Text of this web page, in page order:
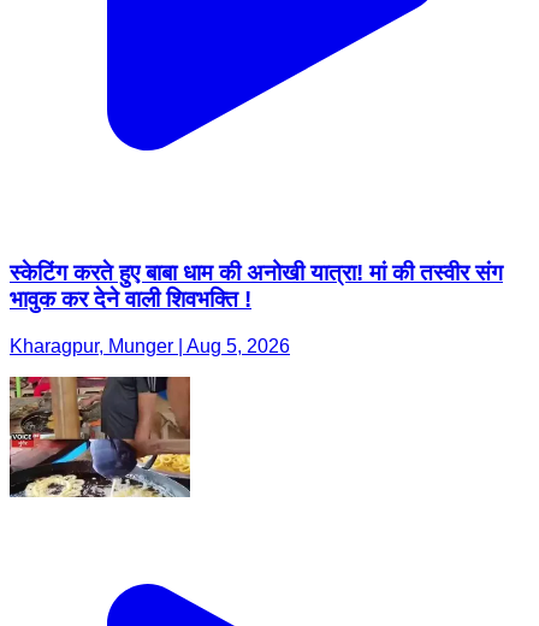
स्केटिंग करते हुए बाबा धाम की अनोखी यात्रा! मां की तस्वीर संग
भावुक कर देने वाली शिवभक्ति !
Kharagpur, Munger | Aug 5, 2026